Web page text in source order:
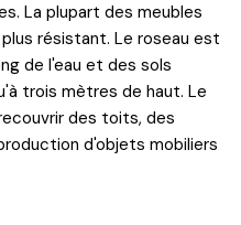
La plupart des meubles
résistant. Le roseau est
de l'eau et des sols
trois mètres de haut. Le
des toits, des
d'objets mobiliers